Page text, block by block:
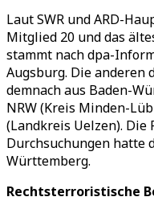
Laut SWR und ARD-
Mitglied 20 und das
stammt nach dpa-
Augsburg. Die anderen
demnach aus Baden-
NRW (Kreis Minden-
(Landkreis Uelzen).
Durchsuchungen hatte
Württemberg.
Rechtsterroristische